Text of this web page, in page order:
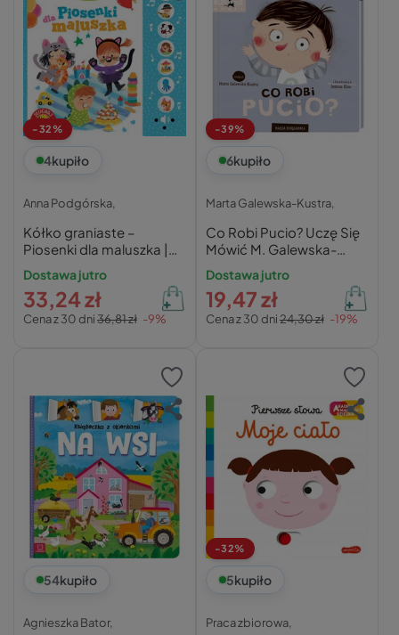
-32%
4kupiło
Anna Podgórska,
Kółko graniaste –
Piosenki dla maluszka |
Anna Podgórska
Dostawa jutro
Cena z 30 dni36,81 zł -9%
33,24 zł
-39%
6kupiło
Marta Galewska-Kustra,
Co Robi Pucio? Uczę Się
Mówić M. Galewska-
Kustra 0+ Nasza
Księgarnia
Dostawa jutro
Cena z 30 dni24,30 zł -19%
19,47 zł
54kupiło
Agnieszka Bator,
-32%
5kupiło
Praca zbiorowa,